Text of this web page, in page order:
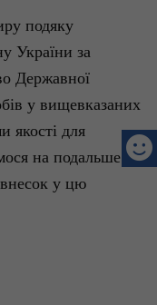
подяку
України за
Державної
у вищевказаних
якості для
на подальше
внесок у цю